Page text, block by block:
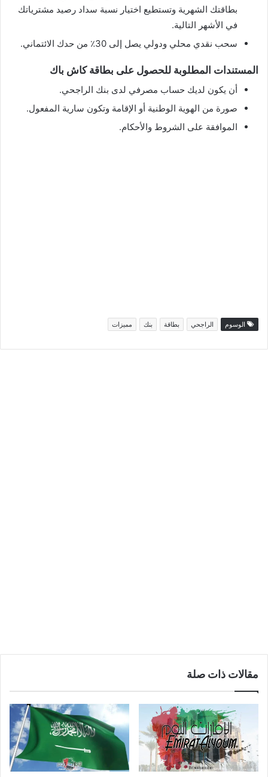
بطاقتك الشهرية وتستطيع اختيار نسبة سداد رصيد مشترياتك
في الأشهر التالية.
سحب نقدي محلي ودولي يصل إلى 30٪ من حدك الائتماني.
المستندات المطلوبة للحصول على بطاقة كاش باك
أن يكون لديك حساب مصرفي لدى بنك الراجحي.
صورة من الهوية الوطنية أو الإقامة وتكون سارية المفعول.
الموافقة على الشروط والأحكام.
الوسوم الراجحي بطاقة بنك مميزات
مقالات ذات صلة